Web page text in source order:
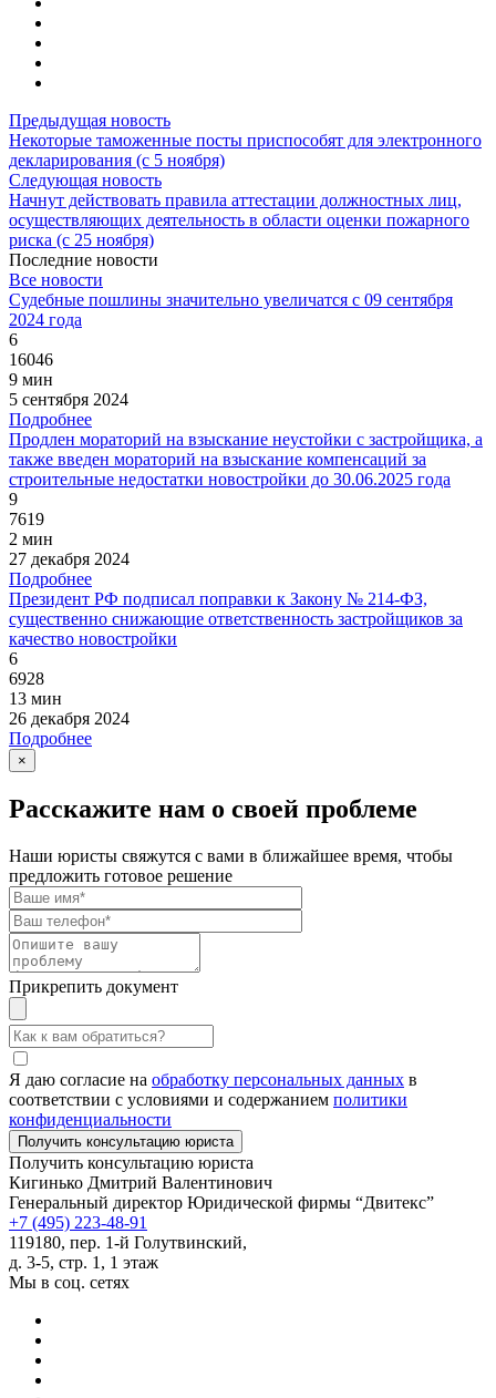
Предыдущая новость
Некоторые таможенные посты приспособят для электронного
декларирования (с 5 ноября)
Следующая новость
Начнут действовать правила аттестации должностных лиц,
осуществляющих деятельность в области оценки пожарного
риска (с 25 ноября)
Последние новости
Все новости
Судебные пошлины значительно увеличатся с 09 сентября
2024 года
6
16046
9 мин
5 сентября 2024
Подробнее
Продлен мораторий на взыскание неустойки с застройщика, а
также введен мораторий на взыскание компенсаций за
строительные недостатки новостройки до 30.06.2025 года
9
7619
2 мин
27 декабря 2024
Подробнее
Президент РФ подписал поправки к Закону № 214-ФЗ,
существенно снижающие ответственность застройщиков за
качество новостройки
6
6928
13 мин
26 декабря 2024
Подробнее
×
Расскажите нам о своей проблеме
Наши юристы свяжутся с вами в ближайшее время, чтобы
предложить готовое решение
Прикрепить документ
Я даю согласие на обработку персональных данных в
соответствии с условиями и содержанием политики
конфиденциальности
Получить консультацию юриста
Кигинько Дмитрий Валентинович
Генеральный директор Юридической фирмы “Двитекс”
+7 (495) 223-48-91
119180, пер. 1-й Голутвинский,
д. 3-5, стр. 1, 1 этаж
Мы в соц. сетях